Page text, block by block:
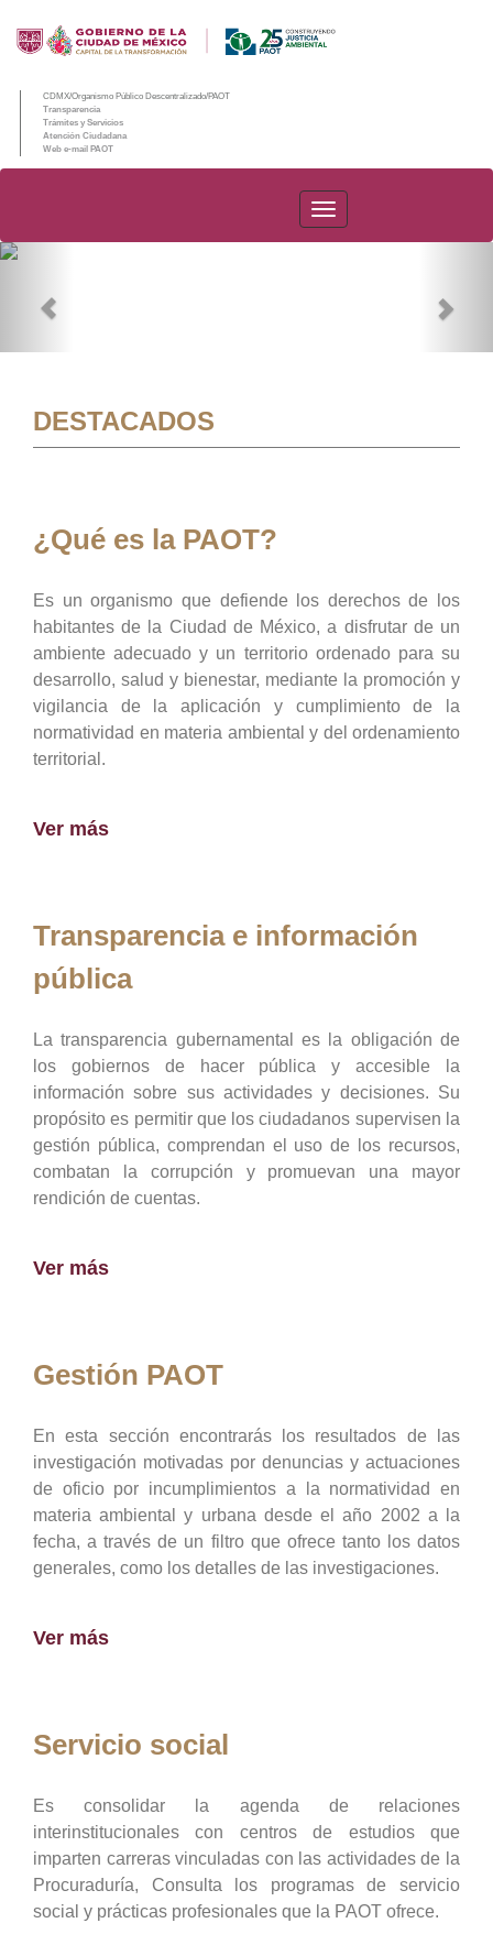
CDMX/Organismo Público Descentralizado/PAOT
Transparencia
Trámites y Servicios
Atención Ciudadana
Web e-mail PAOT
PAOT
DESTACADOS
¿Qué es la PAOT?
Es un organismo que defiende los derechos de los
habitantes de la Ciudad de México, a disfrutar de un
ambiente adecuado y un territorio ordenado para su
desarrollo, salud y bienestar, mediante la promoción y
vigilancia de la aplicación y cumplimiento de la
normatividad en materia ambiental y del ordenamiento
territorial.
Ver más
Transparencia e información
pública
La transparencia gubernamental es la obligación de
los gobiernos de hacer pública y accesible la
información sobre sus actividades y decisiones. Su
propósito es permitir que los ciudadanos supervisen la
gestión pública, comprendan el uso de los recursos,
combatan la corrupción y promuevan una mayor
rendición de cuentas.
Ver más
Gestión PAOT
En esta sección encontrarás los resultados de las
investigación motivadas por denuncias y actuaciones
de oficio por incumplimientos a la normatividad en
materia ambiental y urbana desde el año 2002 a la
fecha, a través de un filtro que ofrece tanto los datos
generales, como los detalles de las investigaciones.
Ver más
Servicio social
Es consolidar la agenda de relaciones
interinstitucionales con centros de estudios que
imparten carreras vinculadas con las actividades de la
Procuraduría, Consulta los programas de servicio
social y prácticas profesionales que la PAOT ofrece.